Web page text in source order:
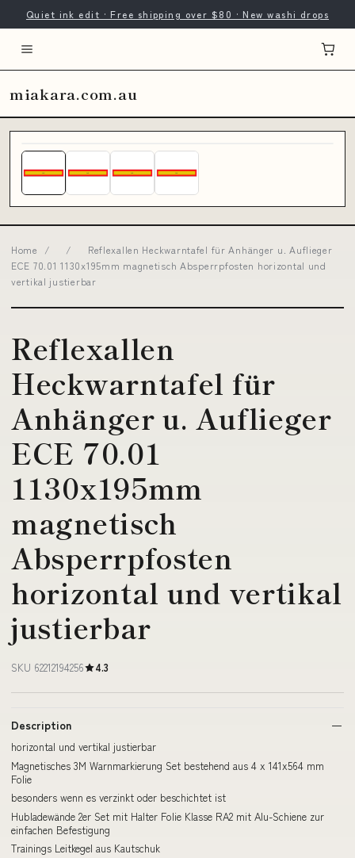
Quiet ink edit · Free shipping over $80 · New washi drops
miakara.com.au
Home / /
Reflexallen Heckwarntafel für Anhänger u. Auflieger
ECE 70.01 1130x195mm magnetisch Absperrpfosten horizontal und
vertikal justierbar
Reflexallen
Heckwarntafel für
Anhänger u. Auflieger
ECE 70.01
1130x195mm
magnetisch
Absperrpfosten
horizontal und vertikal
justierbar
SKU 62212194256 4.3
Description
horizontal und vertikal justierbar
Magnetisches 3M Warnmarkierung Set bestehend aus 4 x 141x564 mm
Folie
besonders wenn es verzinkt oder beschichtet ist
Hubladewände 2er Set mit Halter Folie Klasse RA2 mit Alu-Schiene zur
einfachen Befestigung
Trainings Leitkegel aus Kautschuk